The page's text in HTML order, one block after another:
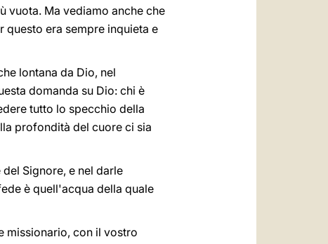
vuota. Ma vediamo anche che
questo era sempre inquieta e
lontana da Dio, nel
domanda su Dio: chi è
tutto lo specchio della
profondità del cuore ci sia
Signore, e nel darle
è quell'acqua della quale
missionario, con il vostro